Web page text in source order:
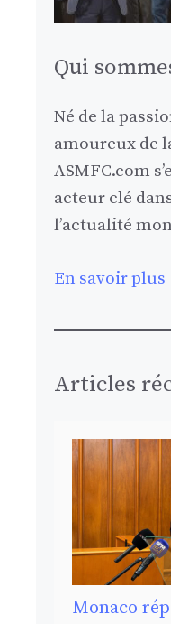
Qui
Né de la
amoureux de
ASMFC.com
acteur clé
l’actualité
En savoir plus
Articles
Monaco